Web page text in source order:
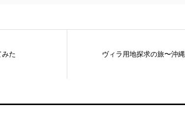
みた ヴィラ用地探求の旅〜沖縄